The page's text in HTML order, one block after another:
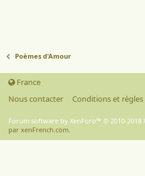
Poèmes d'Amour
France
Nous contacter
Conditions et règles
Forum software by XenForo™ © 2010-2018
par xenFrench.com.